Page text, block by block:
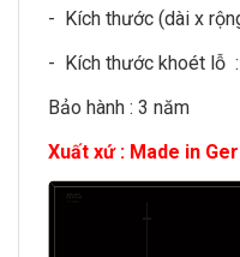
- Kích thước (dài x
- Kích thước khoét lỗ
Bảo hành : 3 năm
Xuất xứ : Made in